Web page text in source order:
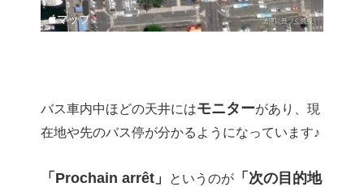
バス車内中ほどの天井にはモニターがあり、現
在地や先のバス停が分かるようになっています♪
「Prochain arrêt」 というのが 「次の目的地